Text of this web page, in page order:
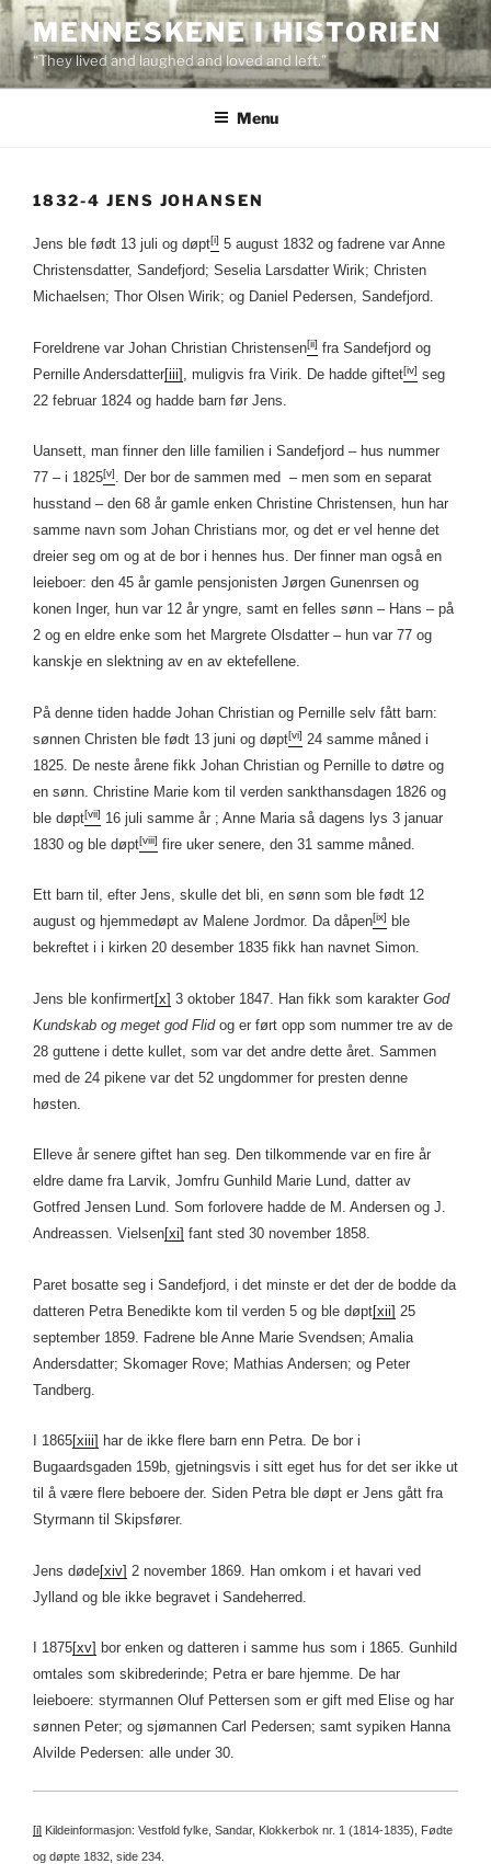
Skip
to
content
MENNESKENE I HISTORIEN
“They lived and laughed and loved and left.”
Menu
1832-4 JENS JOHANSEN
Jens ble født 13 juli og døpt[i] 5 august 1832 og fadrene var Anne
Christensdatter, Sandefjord; Seselia Larsdatter Wirik; Christen
Michaelsen; Thor Olsen Wirik; og Daniel Pedersen, Sandefjord.
Foreldrene var Johan Christian Christensen[ii] fra Sandefjord og
Pernille Andersdatter[iii] , muligvis fra Virik. De hadde giftet[iv] seg
22 februar 1824 og hadde barn før Jens.
Uansett, man finner den lille familien i Sandefjord – hus nummer
77 – i 1825[v]. Der bor de sammen med – men som en separat
husstand – den 68 år gamle enken Christine Christensen, hun har
samme navn som Johan Christians mor, og det er vel henne det
dreier seg om og at de bor i hennes hus. Der finner man også en
leieboer: den 45 år gamle pensjonisten Jørgen Gunenrsen og
konen Inger, hun var 12 år yngre, samt en felles sønn – Hans – på
2 og en eldre enke som het Margrete Olsdatter – hun var 77 og
kanskje en slektning av en av ektefellene.
På denne tiden hadde Johan Christian og Pernille selv fått barn:
sønnen Christen ble født 13 juni og døpt[vi] 24 samme måned i
1825. De neste årene fikk Johan Christian og Pernille to døtre og
en sønn. Christine Marie kom til verden sankthansdagen 1826 og
ble døpt[vii] 16 juli samme år ; Anne Maria så dagens lys 3 januar
1830 og ble døpt[viii] fire uker senere, den 31 samme måned.
Ett barn til, efter Jens, skulle det bli, en sønn som ble født 12
august og hjemmedøpt av Malene Jordmor. Da dåpen[ix]
ble
bekreftet i i kirken 20 desember 1835 fikk han navnet Simon.
Jens ble konfirmert[x] 3 oktober 1847. Han fikk som karakter God
Kundskab og meget god Flid og er ført opp som nummer tre av de
28 guttene i dette kullet, som var det andre dette året. Sammen
med de 24 pikene var det 52 ungdommer for presten denne
høsten.
Elleve år senere giftet han seg. Den tilkommende var en fire år
eldre dame fra Larvik, Jomfru Gunhild Marie Lund, datter av
Gotfred Jensen Lund. Som forlovere hadde de M. Andersen og J.
Andreassen. Vielsen[xi] fant sted 30 november 1858.
Paret bosatte seg i Sandefjord, i det minste er det der de bodde da
datteren Petra Benedikte kom til verden 5 og ble døpt[xii] 25
september 1859. Fadrene ble Anne Marie Svendsen; Amalia
Andersdatter; Skomager Rove; Mathias Andersen; og Peter
Tandberg.
I 1865[xiii] har de ikke flere barn enn Petra. De bor i
Bugaardsgaden 159b, gjetningsvis i sitt eget hus for det ser ikke ut
til å være flere beboere der. Siden Petra ble døpt er Jens gått fra
Styrmann til Skipsfører.
Jens døde[xiv] 2 november 1869. Han omkom i et havari ved
Jylland og ble ikke begravet i Sandeherred.
I 1875[xv] bor enken og datteren i samme hus som i 1865. Gunhild
omtales som skibrederinde; Petra er bare hjemme. De har
leieboere: styrmannen Oluf Pettersen som er gift med Elise og har
sønnen Peter; og sjømannen Carl Pedersen; samt sypiken Hanna
Alvilde Pedersen: alle under 30.
[i] Kildeinformasjon: Vestfold fylke, Sandar, Klokkerbok nr. 1 (1814-1835), Fødte
og døpte 1832, side 234.